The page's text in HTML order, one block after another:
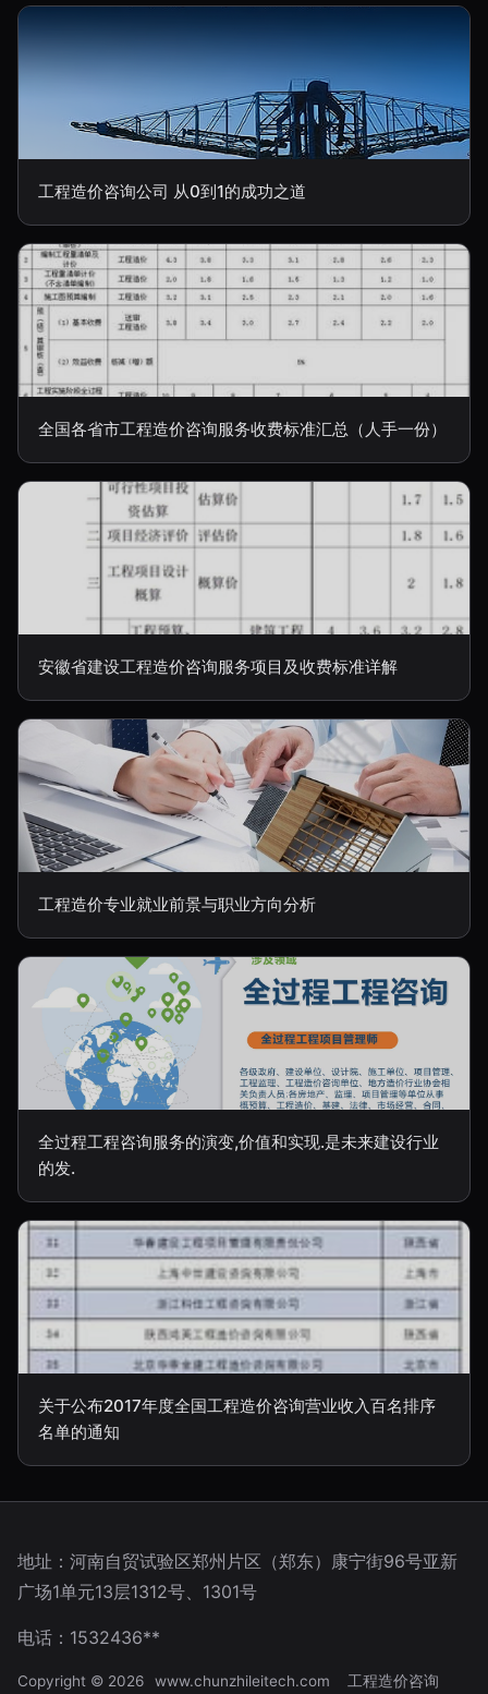
工程造价咨询公司 从0到1的成功之道
全国各省市工程造价咨询服务收费标准汇总（人手一份）
安徽省建设工程造价咨询服务项目及收费标准详解
工程造价专业就业前景与职业方向分析
全过程工程咨询服务的演变,价值和实现.是未来建设行业
的发.
关于公布2017年度全国工程造价咨询营业收入百名排序
名单的通知
地址：河南自贸试验区郑州片区（郑东）康宁街96号亚新
广场1单元13层1312号、1301号
电话：1532436**
Copyright © 2026 www.chunzhileitech.com 工程造价咨询